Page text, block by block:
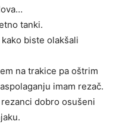
tanki.
biste olakšali
na trakice pa oštrim
imam rezač.
dobro osušeni